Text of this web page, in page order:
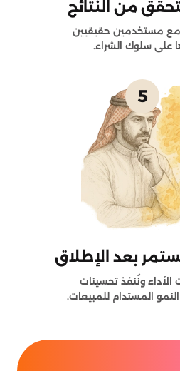
من النتائج
مع مستخدمين حقيقيين
على سلوك الشراء.
5
بعد الإطلاق
ونُنفذ تحسينات
المستدام للمبيعات.